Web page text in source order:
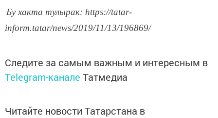
Бу хакта тулырак: https://tatar-
inform.tatar/news/2019/11/13/196869/
Следите за самым важным и интересным в
Telegram-канале Татмедиа
Читайте новости Татарстана в